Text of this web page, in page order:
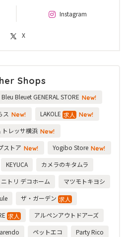
Instagram
X
Shops
Bleu Bleuet GENERAL STORE New!
ス New! LAKOLE 求人 New!
トレッサ横浜 New!
ストア New! Yogibo Store New!
KEYUCA
カメラのキタムラ
ニトリ デコホーム
マツモトキヨシ
ザ・ガーデン 求人
求人
アルペンアウトドアーズ
ペットエコ
Party Rico